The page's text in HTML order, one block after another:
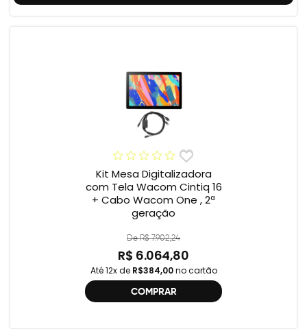
Kit Mesa Digitalizadora
com Tela Wacom Cintiq 16
+ Cabo Wacom One , 2ª
geração
De R$ 7.902,24
R$ 6.064,80
Até 12x de R$384,00no cartão
COMPRAR